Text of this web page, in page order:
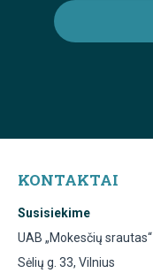
KONTAKTAI
Susisiekime
UAB „Mokesčių srautas“
Sėlių g. 33, Vilnius